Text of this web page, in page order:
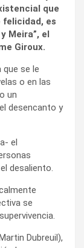
que
es
Meira”, el
Giroux.
que se le
o en las
un
desencanto y
el
desaliento.
se
Dubreuil),